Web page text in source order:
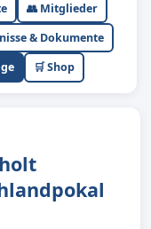
👥 Mitglieder
& Dokumente
🛒 Shop